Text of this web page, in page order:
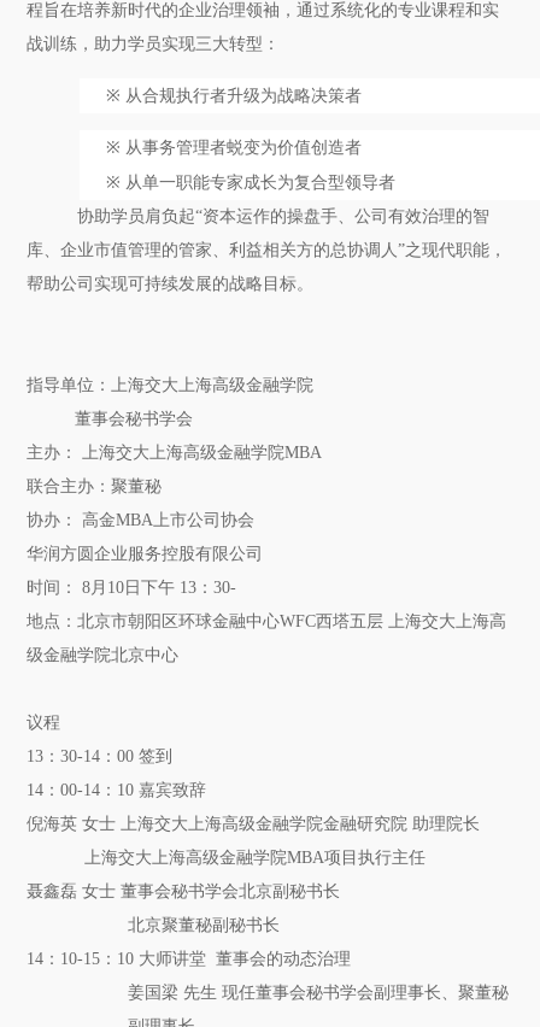
程旨在培养新时代的企业治理领袖，通过系统化的专业课程和实
战训练，助力学员实现三大转型：
※ 从合规执行者升级为战略决策者
※ 从事务管理者蜕变为价值创造者
※ 从单一职能专家成长为复合型领导者
协助学员肩负起“资本运作的操盘手、公司有效治理的智
库、企业市值管理的管家、利益相关方的总协调人”之现代职能，
帮助公司实现可持续发展的战略目标。
指导单位：上海交大上海高级金融学院
董事会秘书学会
主办：
上海交大上海高级金融学院MBA
联合主办：聚董秘
协办：
高金MBA上市公司协会
华润方圆企业服务控股有限公司
时间：
8月 10 日下午 13 ：30-
地点：北京市朝阳区环球金融中心WFC西塔五层 上海交大上海高
级金融学院北京中心
议程
13 ：30-14 ：00签到
14 ：00-14 ： 10嘉宾致辞
倪海英 女士 上海交大上海高级金融学院金融研究院 助理院长
上海交大上海高级金融学院MBA项目执行主任
聂鑫磊 女士 董事会秘书学会北京副秘书长
北京聚董秘副秘书长
14 ： 10-15 ： 10 大师讲堂 董事会的动态治理
姜国梁 先生 现任董事会秘书学会副理事长、聚董秘